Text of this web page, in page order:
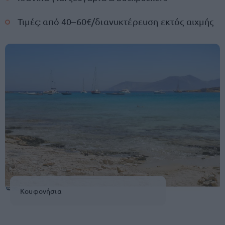
Τιμές: από 40–60€/διανυκτέρευση εκτός αιχμής
Κουφονήσια